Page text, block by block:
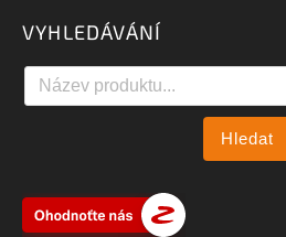
VYHLEDÁVÁNÍ
Hledat